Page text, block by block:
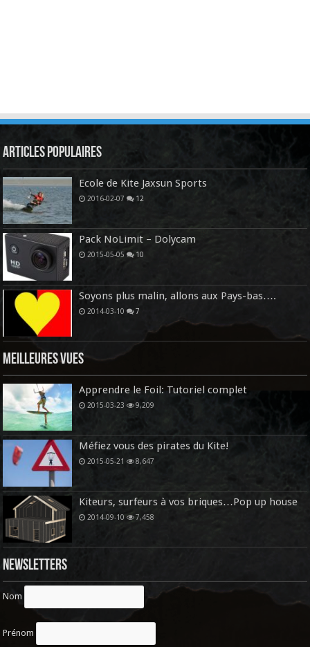
Articles Populaires
Ecole de Kite Jaxsun Sports
2016-02-07 12
Pack NoLimit – Dolycam
2015-05-05 10
Soyons plus malin, allons aux Pays-bas….
2014-03-10 7
Meilleures vues
Apprendre le Foil: Tutoriel complet
2015-03-23 9,209
Méfiez vous des pirates du Kite!
2015-05-21 8,647
Kiteurs, surfeurs à vos briques…Pop up house
2014-09-10 7,458
Newsletters
Nom
Prénom